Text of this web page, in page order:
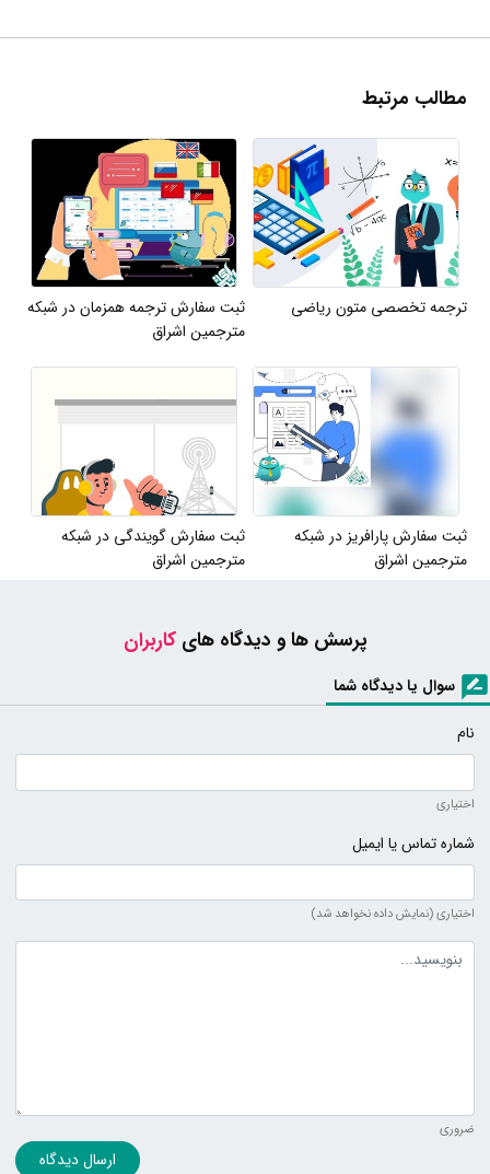
مطالب مرتبط
ترجمه تخصصی متون ریاضی
ثبت سفارش ترجمه همزمان در شبکه
مترجمین اشراق
ثبت سفارش پارافریز در شبکه
مترجمین اشراق
ثبت سفارش گویندگی در شبکه
مترجمین اشراق
پرسش ها و دیدگاه هایکاربران
سوال یا دیدگاه شما
نام
اختیاری
شماره تماس یا ایمیل
اختیاری (نمایش داده نخواهد شد)
متن دیدگاه
ضروری
ارسال دیدگاه